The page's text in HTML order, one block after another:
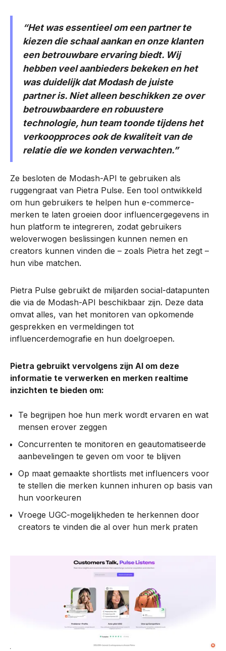
“Het was essentieel om een partner te
kiezen die schaal aankan en onze klanten
een betrouwbare ervaring biedt. Wij
hebben veel aanbieders bekeken en het
was duidelijk dat Modash de juiste
partner is. Niet alleen beschikken ze over
betrouwbaardere en robuustere
technologie, hun team toonde tijdens het
verkoopproces ook de kwaliteit van de
relatie die we konden verwachten.”
Ze besloten de Modash-API te gebruiken als
ruggengraat van Pietra Pulse. Een tool ontwikkeld
om hun gebruikers te helpen hun e-commerce­
merken te laten groeien door influencergegevens in
hun platform te integreren, zodat gebruikers
weloverwogen beslissingen kunnen nemen en
creators kunnen vinden die – zoals Pietra het zegt –
hun vibe matchen.
Pietra Pulse gebruikt de miljarden social-datapunten
die via de Modash-API beschikbaar zijn. Deze data
omvat alles, van het monitoren van opkomende
gesprekken en vermeldingen tot
influencerdemografie en hun doelgroepen.
Pietra gebruikt vervolgens zijn AI om deze
informatie te verwerken en merken realtime
inzichten te bieden om:
Te begrijpen hoe hun merk wordt ervaren en wat
mensen erover zeggen
Concurrenten te monitoren en geautomatiseerde
aanbevelingen te geven om voor te blijven
Op maat gemaakte shortlists met influencers voor
te stellen die merken kunnen inhuren op basis van
hun voorkeuren
Vroege UGC-mogelijkheden te herkennen door
creators te vinden die al over hun merk praten